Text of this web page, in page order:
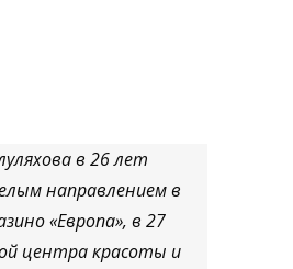
в 26 лет
направлением в
«Европа», в 27
центра красоты и